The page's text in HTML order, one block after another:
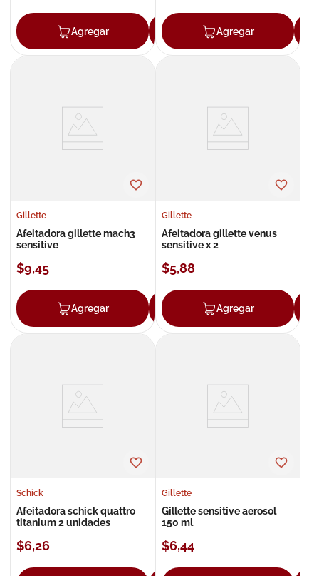
Agregar Agregar
Agregar
Gillette
Afeitadora gillette mach3
sensitive
$9,45
Agregar Agregar
Gillette
Afeitadora gillette venus
sensitive x 2
$5,88
Agregar
Schick
Afeitadora schick quattro
titanium 2 unidades
$6,26
Gillette
Gillette sensitive aerosol
150 ml
$6,44